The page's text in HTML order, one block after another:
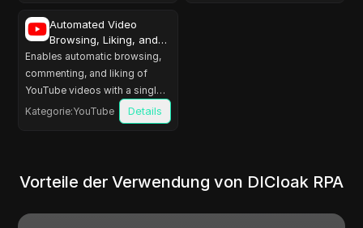
Automated Video
Browsing, Liking, and
Commenting in
YouTube
Enables automatic browsing,
commenting, and liking of
YouTube videos with a single
click, supports intelligent ad
skipping, and helps boost
Kategorie:YouTube Details
Vorteile der Verwendung von DICloak RPA